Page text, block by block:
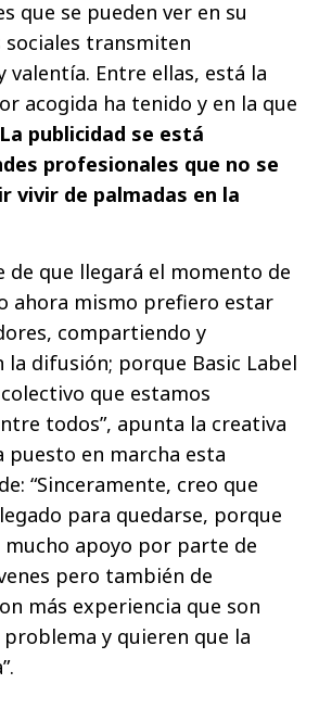
que se pueden ver en su
sociales transmiten
valentía. Entre ellas, está la
acogida ha tenido y en la que
publicidad se está
profesionales que no se
vivir de palmadas en la
de que llegará el momento de
ahora mismo prefiero estar
compartiendo y
difusión; porque Basic Label
que estamos
todos”, apunta la creativa
puesto en marcha esta
“Sinceramente, creo que
para quedarse, porque
apoyo por parte de
pero también de
más experiencia que son
y quieren que la